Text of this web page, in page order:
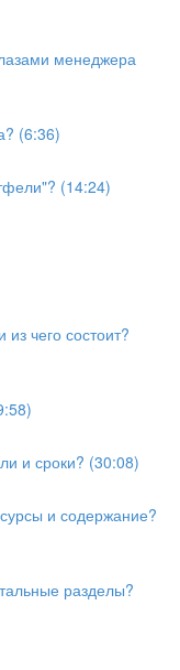
менеджера
(6:36)
(14:24)
чего состоит?
и сроки? (30:08)
и содержание?
разделы?